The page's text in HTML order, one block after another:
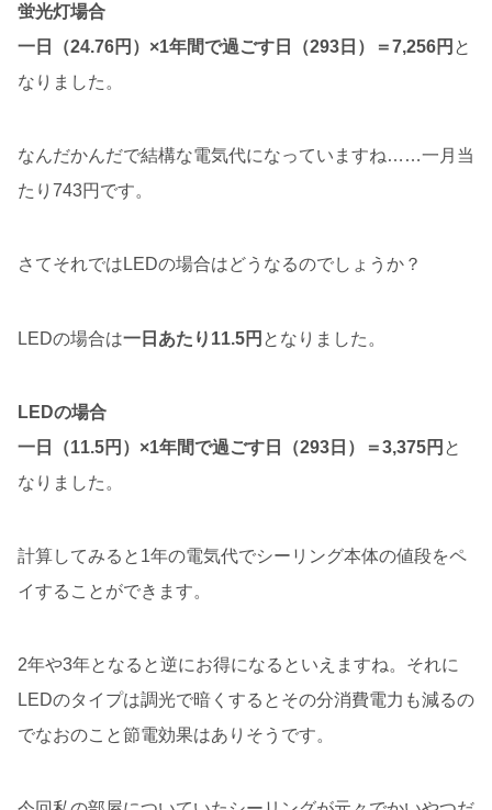
蛍光灯場合
一日（24.76円）×1年間で過ごす日（293日）＝7,256円 と
なりました。
なんだかんだで結構な電気代になっていますね……一月当
たり743円です。
さてそれではLEDの場合はどうなるのでしょうか？
LEDの場合は一日あたり11.5円 となりました。
LEDの場合
一日（11.5円）×1年間で過ごす日（293日）＝3,375円 と
なりました。
計算してみると1年の電気代でシーリング本体の値段をペ
イすることができます。
2年や3年となると逆にお得になるといえますね。それに
LEDのタイプは調光で暗くするとその分消費電力も減るの
でなおのこと節電効果はありそうです。